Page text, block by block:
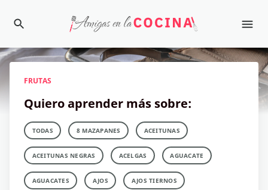
FRUTAS
Quiero aprender más sobre:
TODAS 8 MAZAPANES ACEITUNAS
ACEITUNAS NEGRAS ACELGAS AGUACATE
AGUACATES AJOS AJOS TIERNOS